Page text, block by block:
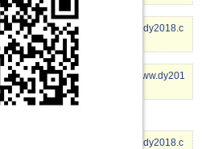
行者HD粤语_29[电影天堂www.dy2018.c
行者HD粤语_30-31[电影天堂www.dy201
行者HD国语_01[电影天堂www.dy2018.c